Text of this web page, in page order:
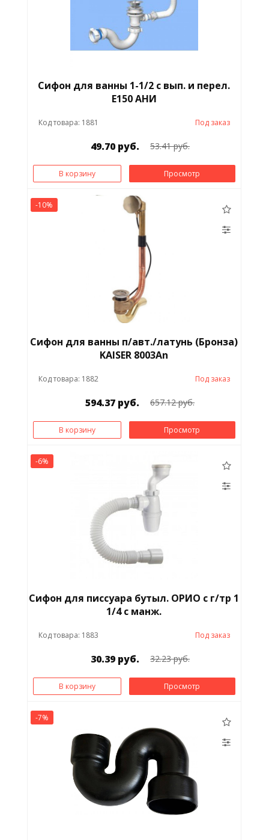
Сифон для ванны 1-1/2 с вып. и перел.
Е150 АНИ
Код товара: 1881 Под заказ
49.70 руб. 53.41 руб.
В корзину Просмотр
-10%
Сифон для ванны п/авт./латунь (Бронза)
KAISER 8003An
Код товара: 1882 Под заказ
594.37 руб. 657.12 руб.
В корзину Просмотр
-6%
Сифон для писсуара бутыл. ОРИО с г/тр 1
1/4 с манж.
Код товара: 1883 Под заказ
30.39 руб. 32.23 руб.
В корзину Просмотр
-7%